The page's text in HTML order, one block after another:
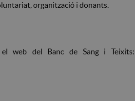
organització i donants.
web del Banc de Sang i Teixits: